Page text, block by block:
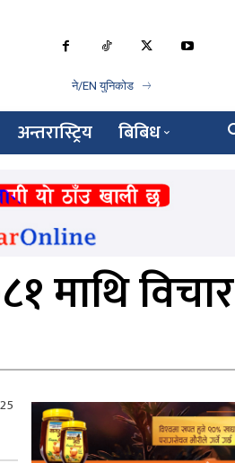
ने/EN युनिकोड
अन्तरास्ट्रिय बिबिध
माथि विचार